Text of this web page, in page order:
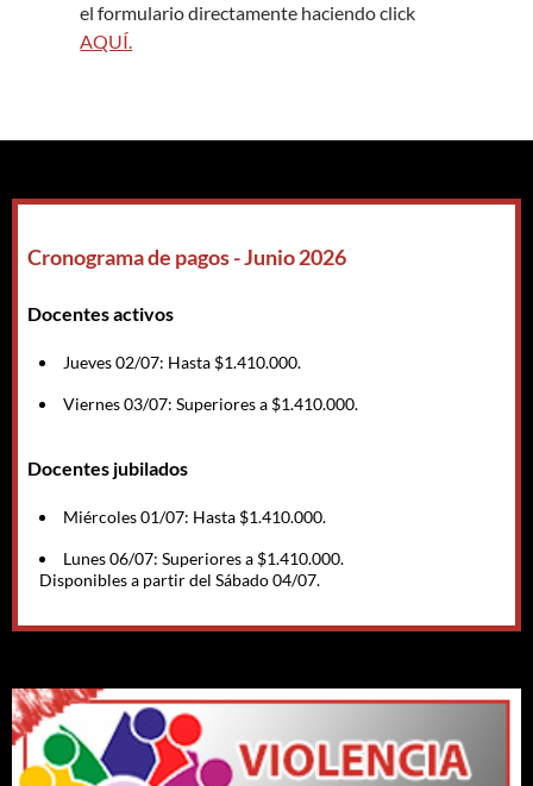
el formulario directamente haciendo click
AQUÍ.
Cronograma de pagos - Junio 2026
Docentes activos
Jueves 02/07: Hasta $1.410.000.
Viernes 03/07: Superiores a $1.410.000.
Docentes jubilados
Miércoles 01/07: Hasta $1.410.000.
Lunes 06/07: Superiores a $1.410.000.
Disponibles a partir del Sábado 04/07.